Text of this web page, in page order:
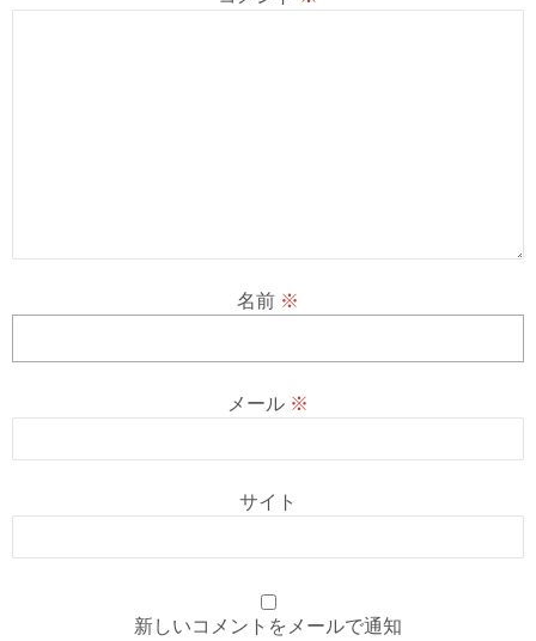
名前 ※
メール ※
サイト
新しいコメントをメールで通知